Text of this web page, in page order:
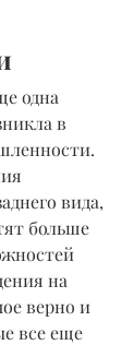
одна
в
вида,
больше
на
верно и
все еще